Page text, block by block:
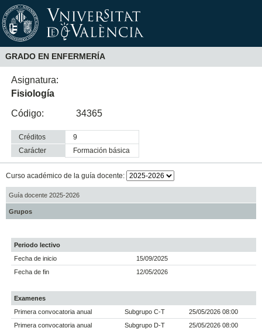
GRADO EN ENFERMERÍA
Asignatura:
Fisiología
Código:
34365
Créditos
9
Carácter
formación básica
Curso académico de la guía docente:
Guía docente 2025-2026
Grupos
Periodo lectivo
Fecha de inicio
15/09/2025
Fecha de fin
12/05/2026
Examenes
Primera convocatoria anual
Subgrupo C-T
25/05/2026 08:00
Primera convocatoria anual
Subgrupo D-T
25/05/2026 08:00